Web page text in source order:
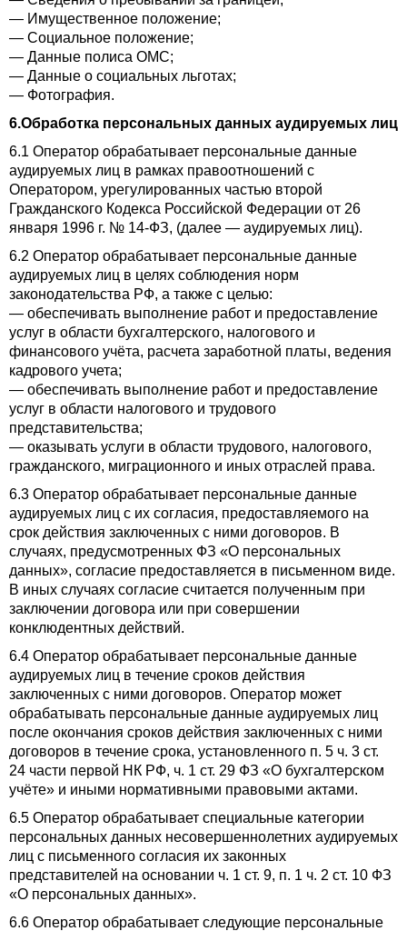
— Имущественное положение;
— Социальное положение;
— Данные полиса ОМС;
— Данные о социальных льготах;
— Фотография.
6.Обработка персональных данных аудируемых лиц
6.1 Оператор обрабатывает персональные данные
аудируемых лиц в рамках правоотношений с
Оператором, урегулированных частью второй
Гражданского Кодекса Российской Федерации от 26
января 1996 г. № 14-ФЗ, (далее — аудируемых лиц).
6.2 Оператор обрабатывает персональные данные
аудируемых лиц в целях соблюдения норм
законодательства РФ, а также с целью:
— обеспечивать выполнение работ и предоставление
услуг в области бухгалтерского, налогового и
финансового учёта, расчета заработной платы, ведения
кадрового учета;
— обеспечивать выполнение работ и предоставление
услуг в области налогового и трудового
представительства;
— оказывать услуги в области трудового, налогового,
гражданского, миграционного и иных отраслей права.
6.3 Оператор обрабатывает персональные данные
аудируемых лиц с их согласия, предоставляемого на
срок действия заключенных с ними договоров. В
случаях, предусмотренных ФЗ «О персональных
данных», согласие предоставляется в письменном виде.
В иных случаях согласие считается полученным при
заключении договора или при совершении
конклюдентных действий.
6.4 Оператор обрабатывает персональные данные
аудируемых лиц в течение сроков действия
заключенных с ними договоров. Оператор может
обрабатывать персональные данные аудируемых лиц
после окончания сроков действия заключенных с ними
договоров в течение срока, установленного п. 5 ч. 3 ст.
24 части первой НК РФ, ч. 1 ст. 29 ФЗ «О бухгалтерском
учёте» и иными нормативными правовыми актами.
6.5 Оператор обрабатывает специальные категории
персональных данных несовершеннолетних аудируемых
лиц с письменного согласия их законных
представителей на основании ч. 1 ст. 9, п. 1 ч. 2 ст. 10 ФЗ
«О персональных данных».
6.6 Оператор обрабатывает следующие персональные